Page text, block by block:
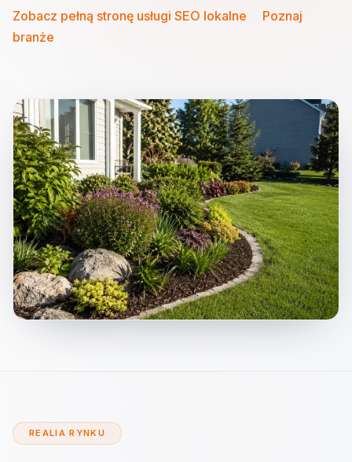
Zobacz pełną stronę usługi SEO lokalne
Poznaj
branże
REALIA RYNKU